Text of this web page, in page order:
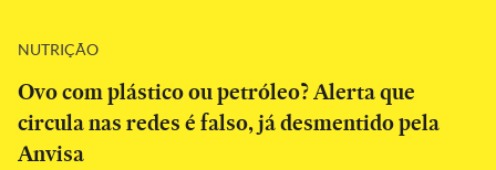
NUTRIÇÃO
Ovo com plástico ou petróleo? Alerta que
circula nas redes é falso, já desmentido pela
Anvisa